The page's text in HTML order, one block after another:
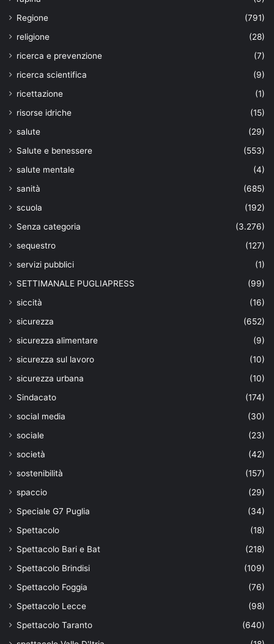
Regione
(791)
religione
(28)
ricerca e prevenzione
(7)
ricerca scientifica
(9)
ricettazione
(1)
risorse idriche
(15)
salute
(29)
Salute e benessere
(553)
salute mentale
(4)
sanità
(685)
scuola
(192)
Senza categoria
(3.276)
sequestro
(127)
servizi pubblici
(1)
SETTIMANALE PUGLIAPRESS
(99)
siccità
(16)
sicurezza
(652)
sicurezza alimentare
(9)
sicurezza sul lavoro
(10)
sicurezza urbana
(10)
Sindacato
(174)
social media
(30)
sociale
(23)
società
(42)
sostenibilità
(157)
spaccio
(29)
Speciale G7 Puglia
(34)
Spettacolo
(18)
Spettacolo Bari e Bat
(218)
Spettacolo Brindisi
(109)
Spettacolo Foggia
(76)
Spettacolo Lecce
(98)
Spettacolo Taranto
(640)